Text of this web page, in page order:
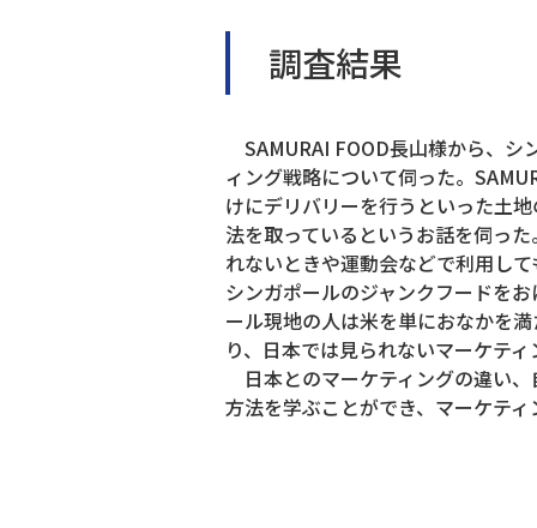
調査結果
SAMURAI FOOD長山様から、シ
ィング戦略について伺った。
けにデリバリーを行うといった土
法を取っているというお話を伺っ
れないときや運動会などで利用し
シンガポールのジャンクフードを
ール現地の人は米を単におなかを
り、日本では見られないマーケテ
日本とのマーケティングの違い
方法を学ぶことができ、マーケテ